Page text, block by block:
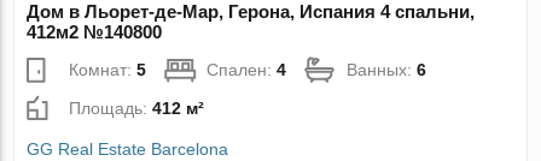
Дом в Льорет-де-Мар, Герона, Испания 4 спальни,
412м2 №140800
Комнат:5 Спален:4 Ванных:6
Площадь:412 м²
GG Real Estate Barcelona